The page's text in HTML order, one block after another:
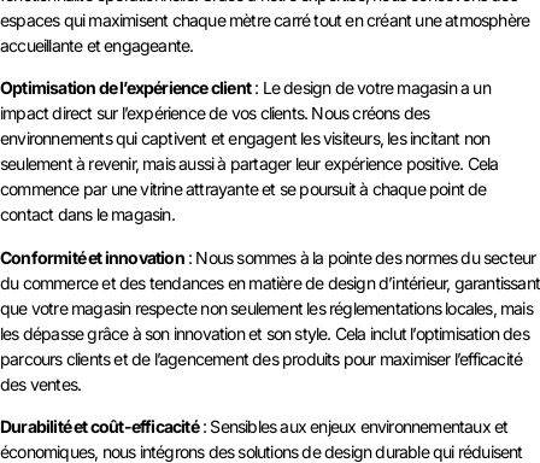
espaces qui maximisent chaque mètre carré tout en créant une atmosphère
accueillante et engageante.
Optimisation de l’expérience client: Le design de votre magasin a un
impact direct sur l’expérience de vos clients. Nous créons des
environnements qui captivent et engagent les visiteurs, les incitant non
seulement à revenir, mais aussi à partager leur expérience positive. Cela
commence par une vitrine attrayante et se poursuit à chaque point de
contact dans le magasin.
Conformité et innovation: Nous sommes à la pointe des normes du secteur
du commerce et des tendances en matière de design d’intérieur, garantissant
que votre magasin respecte non seulement les réglementations locales, mais
les dépasse grâce à son innovation et son style. Cela inclut l’optimisation des
parcours clients et de l’agencement des produits pour maximiser l’efficacité
des ventes.
Durabilité et coût-efficacité: Sensibles aux enjeux environnementaux et
économiques, nous intégrons des solutions de design durable qui réduisent